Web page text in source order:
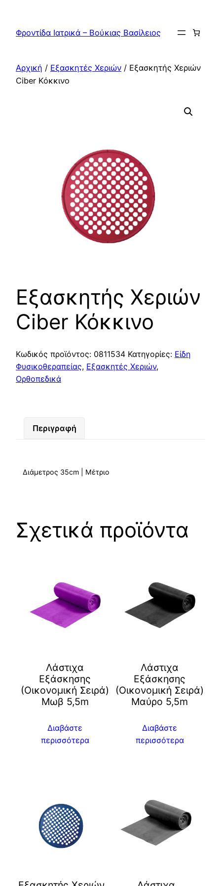
περιεχόμενο
Φροντίδα Ιατρικά – Βούκιας Βασίλειος
Αρχική / Εξασκητές Χεριών / Eξασκητής Χεριών
Ciber Κόκκινο
Eξασκητής Χεριών
Ciber Κόκκινο
Κωδικός προϊόντος: 0811534 Κατηγορίες: Είδη
Φυσικοθεραπείας, Εξασκητές Χεριών,
Ορθοπεδικά
Περιγραφή
Διάμετρος 35cm | Μέτριο
Σχετικά προϊόντα
Λάστιχα
Εξάσκησης
(Οικονομική Σειρά)
Μωβ 5,5m
Διαβάστε
περισσότερα
Λάστιχα
Εξάσκησης
(Οικονομική Σειρά)
Μαύρο 5,5m
Διαβάστε
περισσότερα